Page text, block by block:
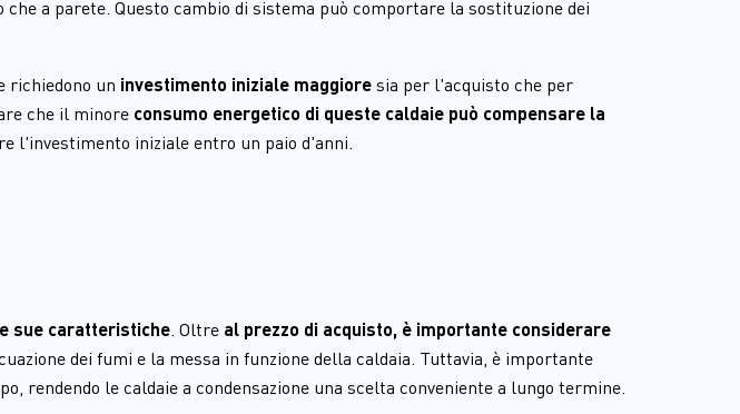
che a parete. Questo cambio di sistema può comportare la sostituzione dei
richiedono un investimento iniziale maggiore sia per l'acquisto che per
che il minore consumo energetico di queste caldaie può compensare la
l'investimento iniziale entro un paio d'anni.
sue caratteristiche . Oltre al prezzo di acquisto, è importante considerare
dei fumi e la messa in funzione della caldaia. Tuttavia, è importante
le caldaie a condensazione una scelta conveniente a lungo termine.